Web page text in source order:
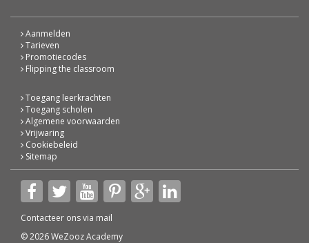
Aanmelden
Tarieven
Promotiecodes
Flipping the classroom
Toegang leerkrachten
Toegang scholen
Algemene voorwaarden
Vrijwaring
Cookiebeleid
Sitemap
Contacteer ons via mail
© 2026 WeZooz Academy